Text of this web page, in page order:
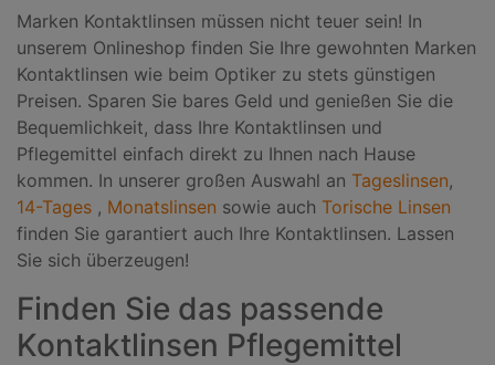
Marken Kontaktlinsen müssen nicht teuer sein! In
unserem Onlineshop finden Sie Ihre gewohnten Marken
Kontaktlinsen wie beim Optiker zu stets günstigen
Preisen. Sparen Sie bares Geld und genießen Sie die
Bequemlichkeit, dass Ihre Kontaktlinsen und
Pflegemittel einfach direkt zu Ihnen nach Hause
kommen. In unserer großen Auswahl an Tageslinsen,
14-Tages , Monatslinsen sowie auch Torische Linsen
finden Sie garantiert auch Ihre Kontaktlinsen. Lassen
Sie sich überzeugen!
Finden Sie das passende
Kontaktlinsen Pflegemittel